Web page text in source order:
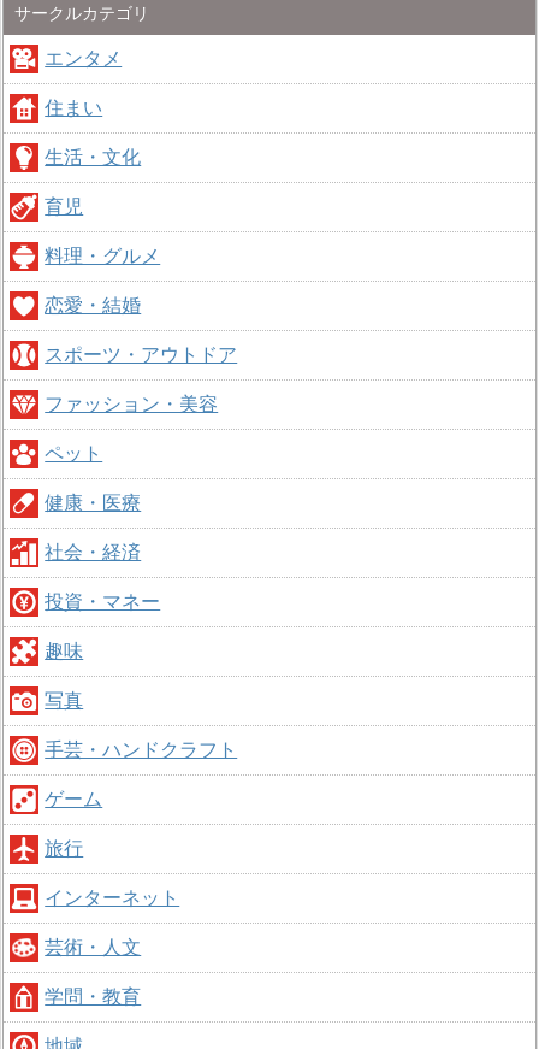
サークルカテゴリ
エンタメ
住まい
生活・文化
育児
料理・グルメ
恋愛・結婚
スポーツ・アウトドア
ファッション・美容
ペット
健康・医療
社会・経済
投資・マネー
趣味
写真
手芸・ハンドクラフト
ゲーム
旅行
インターネット
芸術・人文
学問・教育